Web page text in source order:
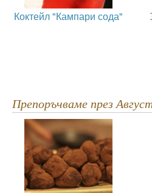
Коктейл "Кампари сода"
Препоръчваме през